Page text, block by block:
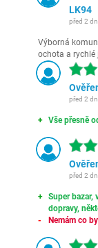
LK94
před 2
Výborná
ochota a rychlé
před 2
Vše přesně
před 2
Super bazar,
dopravy,
Nemám co